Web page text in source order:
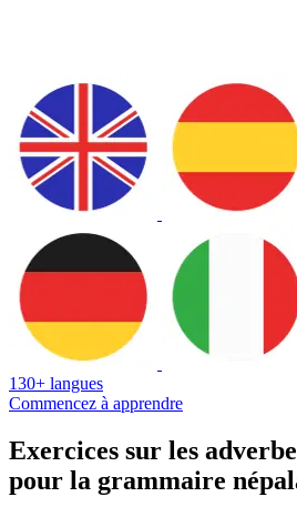
130+ langues
Commencez à apprendre
Exercices sur les
pour la grammaire